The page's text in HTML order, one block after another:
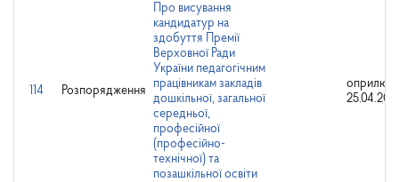
114 Розпорядження
Про висування
кандидатур на
здобуття Премії
Верховної Ради
України педагогічним
працівникам закладів
дошкільної, загальної
середньої,
професійної
(професійно-
технічної) та
позашкільної освіти